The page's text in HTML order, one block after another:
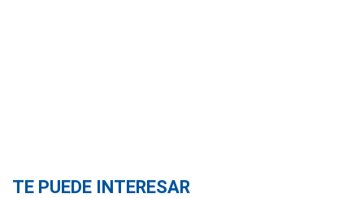
TE PUEDE INTERESAR